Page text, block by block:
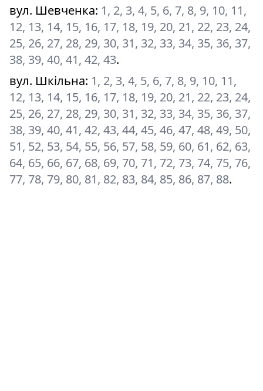
вул. Шевченка: 1, 2, 3, 4, 5, 6, 7, 8, 9, 10, 11,
12, 13, 14, 15, 16, 17, 18, 19, 20, 21, 22, 23, 24,
25, 26, 27, 28, 29, 30, 31, 32, 33, 34, 35, 36, 37,
38, 39, 40, 41, 42, 43.
вул. Шкільна: 1, 2, 3, 4, 5, 6, 7, 8, 9, 10, 11,
12, 13, 14, 15, 16, 17, 18, 19, 20, 21, 22, 23, 24,
25, 26, 27, 28, 29, 30, 31, 32, 33, 34, 35, 36, 37,
38, 39, 40, 41, 42, 43, 44, 45, 46, 47, 48, 49, 50,
51, 52, 53, 54, 55, 56, 57, 58, 59, 60, 61, 62, 63,
64, 65, 66, 67, 68, 69, 70, 71, 72, 73, 74, 75, 76,
77, 78, 79, 80, 81, 82, 83, 84, 85, 86, 87, 88.